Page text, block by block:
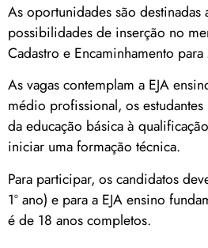
As oportunidades são
possibilidades de inserção no
Cadastro e Encaminhamento
As vagas contemplam a EJA
médio profissional, os
da educação básica à
iniciar uma formação técnica.
Para participar, os candidatos
1º ano) e para a EJA ensino
é de 18 anos completos.